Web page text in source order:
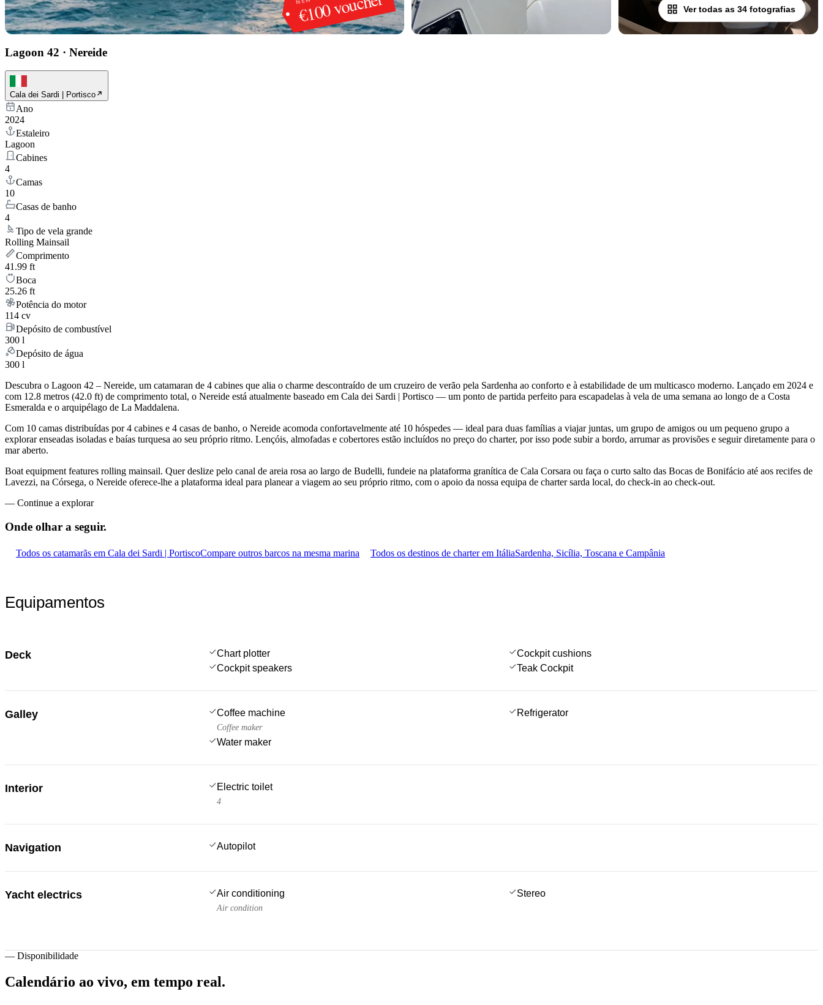
Ver todas as 34 fotografias
Lagoon 42 · Nereide
Cala dei Sardi | Portisco
Ano
2024
Estaleiro
Lagoon
Cabines
4
Camas
10
Casas de banho
4
Tipo de vela grande
Rolling Mainsail
Comprimento
41.99 ft
Boca
25.26 ft
Potência do motor
114 cv
Depósito de combustível
300 l
Depósito de água
300 l
Descubra o Lagoon 42 – Nereide, um catamaran de 4 cabines que alia o charme descontraído de um cruzeiro de verão pela Sardenha ao conforto e à estabilidade de um multicasco moderno. Lançado em 2024 e
com 12.8 metros (42.0 ft) de comprimento total, o Nereide está atualmente baseado em Cala dei Sardi | Portisco — um ponto de partida perfeito para escapadelas à vela de uma semana ao longo de a Costa
Esmeralda e o arquipélago de La Maddalena.
Com 10 camas distribuídas por 4 cabines e 4 casas de banho, o Nereide acomoda confortavelmente até 10 hóspedes — ideal para duas famílias a viajar juntas, um grupo de amigos ou um pequeno grupo a
explorar enseadas isoladas e baías turquesa ao seu próprio ritmo. Lençóis, almofadas e cobertores estão incluídos no preço do charter, por isso pode subir a bordo, arrumar as provisões e seguir diretamente para o
mar aberto.
Boat equipment features rolling mainsail. Quer deslize pelo canal de areia rosa ao largo de Budelli, fundeie na plataforma granítica de Cala Corsara ou faça o curto salto das Bocas de Bonifácio até aos recifes de
Lavezzi, na Córsega, o Nereide oferece-lhe a plataforma ideal para planear a viagem ao seu próprio ritmo, com o apoio da nossa equipa de charter sarda local, do check-in ao check-out.
— Continue a explorar
Onde olhar a seguir.
Todos os catamarãs em Cala dei Sardi | PortiscoCompare outros barcos na mesma marina Todos os destinos de charter em ItáliaSardenha, Sicília, Toscana e Campânia
Equipamentos
Deck Chart plotter
Cockpit cushions
Cockpit speakers
Teak Cockpit
Galley Coffee machine
Coffee maker
Refrigerator
Water maker
Interior Electric toilet
4
Navigation Autopilot
Yacht electrics Air conditioning
Air condition
Stereo
— Disponibilidade
Calendário ao vivo, em tempo real.